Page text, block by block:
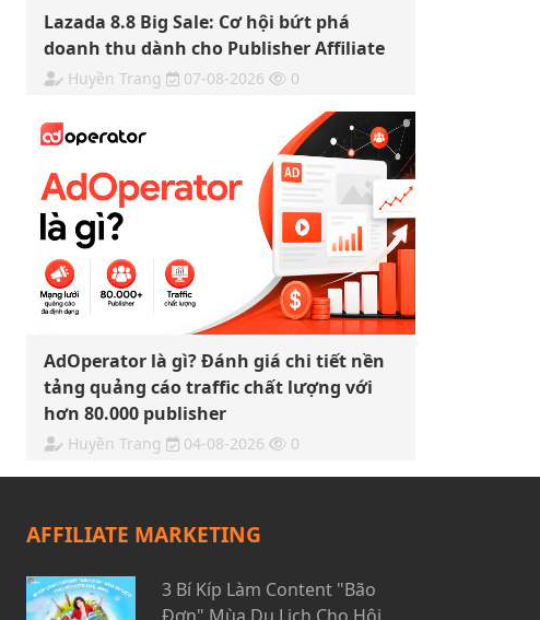
Lazada 8.8 Big Sale: Cơ hội bứt phá
doanh thu dành cho Publisher Affiliate
Huyền Trang 07-08-2026 0
AdOperator là gì? Đánh giá chi tiết nền
tảng quảng cáo traffic chất lượng với
hơn 80.000 publisher
Huyền Trang 04-08-2026 0
AFFILIATE MARKETING
3 Bí Kíp Làm Content "Bão